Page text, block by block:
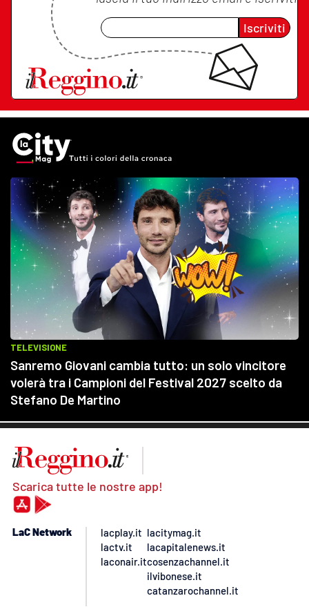
Iscriviti
Scarica tutte le nostre app!
LaC Network
lacplay.it
lactv.it
laconair.it
lacitymag.it
lacapitalenews.it
cosenzachannel.it
ilvibonese.it
catanzarochannel.it